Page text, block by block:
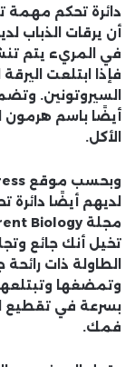
دائرة تحكم مهمة
أن يرقات الذباب
في المريء يتم
فإذا ابتلعت اليرقة
السيروتونين.
أيضًا باسم هرمون
الأكل.
لديهم أيضًا دائرة
مجلة Current Biology.
تخيل أنك جائع
الطاولة ذات
وتمضغها
بسرعة في تقطيع
فمك.